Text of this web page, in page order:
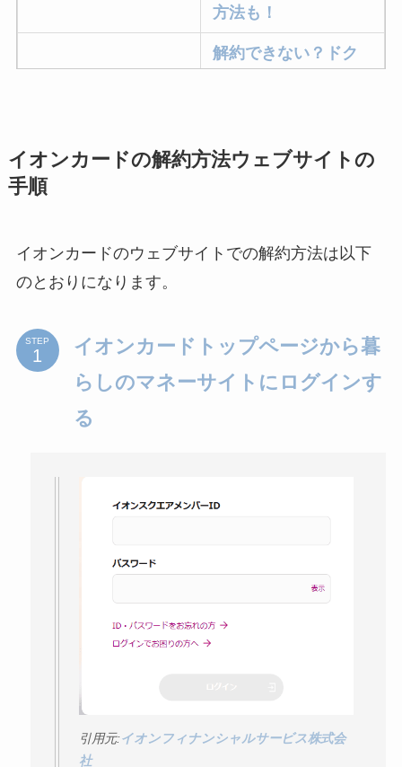
方法も！
解約できない？ドク
ミュゼプラチナムの
解約方法まとめ！契
レミノの解約方法ま
詳しく解説！
ユンス美容液の解約
なぜ解約できない？
電話以外に手続きす
ニューZの解約まと
め！電話が繋がらな
する方法を完全攻略
イオンカードの解約方法ウェブサイトの
手順
イオンカードのウェブサイトでの解約方法は以下
のとおりになります。
STEP
イオンカードトップページから暮
らしのマネーサイトにログインす
る
引用元:イオンフィナンシャルサービス株式会
社